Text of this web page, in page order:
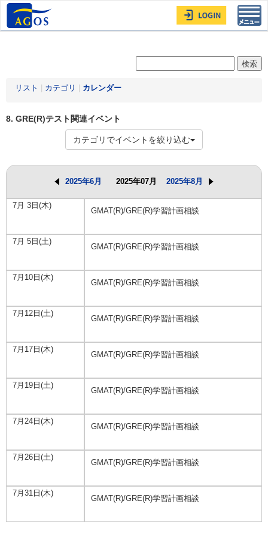
リスト カテゴリ カレンダー
8. GRE(R)テスト関連イベント
カテゴリでイベントを絞り込む
2025年6月 2025年07月 2025年8月
7月 3日(木)
GMAT(R)/GRE(R)学習計画相談
7月 5日(土)
GMAT(R)/GRE(R)学習計画相談
7月10日(木)
GMAT(R)/GRE(R)学習計画相談
7月12日(土)
GMAT(R)/GRE(R)学習計画相談
7月17日(木)
GMAT(R)/GRE(R)学習計画相談
7月19日(土)
GMAT(R)/GRE(R)学習計画相談
7月24日(木)
GMAT(R)/GRE(R)学習計画相談
7月26日(土)
GMAT(R)/GRE(R)学習計画相談
7月31日(木)
GMAT(R)/GRE(R)学習計画相談